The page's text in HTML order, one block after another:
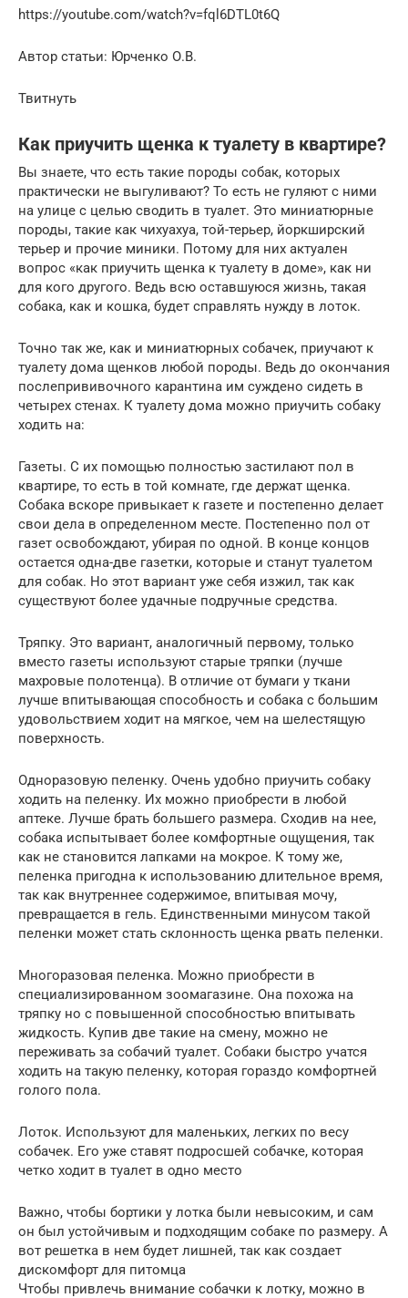
https://youtube.com/watch?v=fql6DTL0t6Q
Автор статьи: Юрченко О.В.
Твитнуть
Как приучить щенка к туалету в квартире?
Вы знаете, что есть такие породы собак, которых
практически не выгуливают? То есть не гуляют с ними
на улице с целью сводить в туалет. Это миниатюрные
породы, такие как чихуахуа, той-терьер, йоркширский
терьер и прочие миники. Потому для них актуален
вопрос «как приучить щенка к туалету в доме», как ни
для кого другого. Ведь всю оставшуюся жизнь, такая
собака, как и кошка, будет справлять нужду в лоток.
Точно так же, как и миниатюрных собачек, приучают к
туалету дома щенков любой породы. Ведь до окончания
послепрививочного карантина им суждено сидеть в
четырех стенах. К туалету дома можно приучить собаку
ходить на:
Газеты. С их помощью полностью застилают пол в
квартире, то есть в той комнате, где держат щенка.
Собака вскоре привыкает к газете и постепенно делает
свои дела в определенном месте. Постепенно пол от
газет освобождают, убирая по одной. В конце концов
остается одна-две газетки, которые и станут туалетом
для собак. Но этот вариант уже себя изжил, так как
существуют более удачные подручные средства.
Тряпку. Это вариант, аналогичный первому, только
вместо газеты используют старые тряпки (лучше
махровые полотенца). В отличие от бумаги у ткани
лучше впитывающая способность и собака с большим
удовольствием ходит на мягкое, чем на шелестящую
поверхность.
Одноразовую пеленку. Очень удобно приучить собаку
ходить на пеленку. Их можно приобрести в любой
аптеке. Лучше брать большего размера. Сходив на нее,
собака испытывает более комфортные ощущения, так
как не становится лапками на мокрое. К тому же,
пеленка пригодна к использованию длительное время,
так как внутреннее содержимое, впитывая мочу,
превращается в гель. Единственными минусом такой
пеленки может стать склонность щенка рвать пеленки.
Многоразовая пеленка. Можно приобрести в
специализированном зоомагазине. Она похожа на
тряпку но с повышенной способностью впитывать
жидкость. Купив две такие на смену, можно не
переживать за собачий туалет. Собаки быстро учатся
ходить на такую пеленку, которая гораздо комфортней
голого пола.
Лоток. Используют для маленьких, легких по весу
собачек. Его уже ставят подросшей собачке, которая
четко ходит в туалет в одно место
Важно, чтобы бортики у лотка были невысоким, и сам
он был устойчивым и подходящим собаке по размеру. А
вот решетка в нем будет лишней, так как создает
дискомфорт для питомца
Чтобы привлечь внимание собачки к лотку, можно в